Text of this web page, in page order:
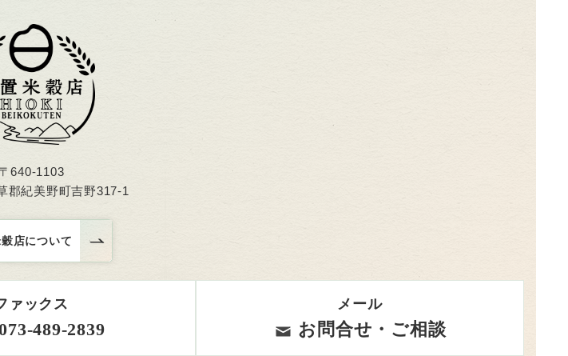
〒640-1103
郡紀美野町吉野317-1
穀店について
ァックス
489-2839
メール
お問合せ・ご相談